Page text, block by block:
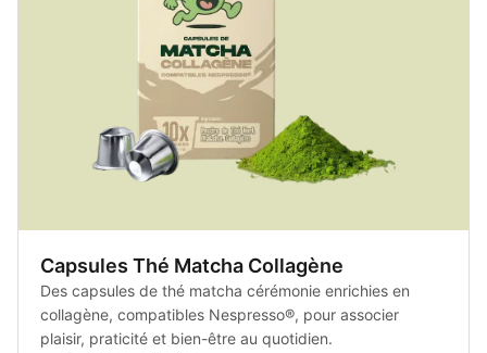
Capsules Thé Matcha Collagène
Des capsules de thé matcha cérémonie enrichies en
collagène, compatibles Nespresso®, pour associer
plaisir, praticité et bien-être au quotidien.